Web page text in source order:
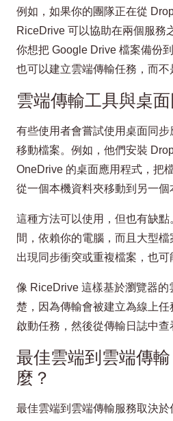
例如，如果你的團隊正在從
RiceDrive 可以協助在兩個服務
你想把 Google Drive 檔案備份
也可以建立雲端傳輸任務，而不
雲端傳輸工具與桌
有些使用者會嘗試使用桌面同
移動檔案。例如，他們安裝
OneDrive 的桌面應用程式，把
從一個本機資料夾移動到另一個
這種方法可以使用，但也有缺
間，依賴你的電腦，而且大型
出現同步衝突或重複檔案，也可
像 RiceDrive 這樣基於瀏覽器
楚，因為傳輸會被建立為線上任
啟動任務，然後從傳輸日誌中查
最佳雲端到雲端傳
麼？
最佳雲端到雲端傳輸服務取決